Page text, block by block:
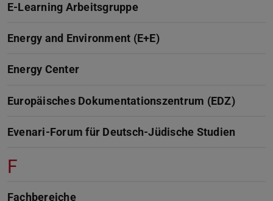
E-Learning Arbeitsgruppe
Energy and Environment (E+E)
Energy Center
Europäisches Dokumentationszentrum (EDZ)
Evenari-Forum für Deutsch-Jüdische Studien
F
Fachbereiche